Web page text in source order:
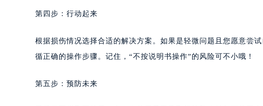
第四步：行动起来
根据损伤情况选择合适的解决方案。如果是轻微问题且您愿意尝
循正确的操作步骤。记住，“不按说明书操作”的风险可不小哦！
第五步：预防未来